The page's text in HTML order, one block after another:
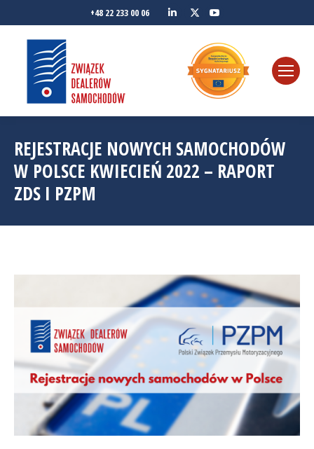
+48 22 233 00 06
Linkedin
Twitter
REJESTRACJE NOWYCH SAMOCHODÓW
W POLSCE KWIECIEŃ 2022 – RAPORT
ZDS I PZPM